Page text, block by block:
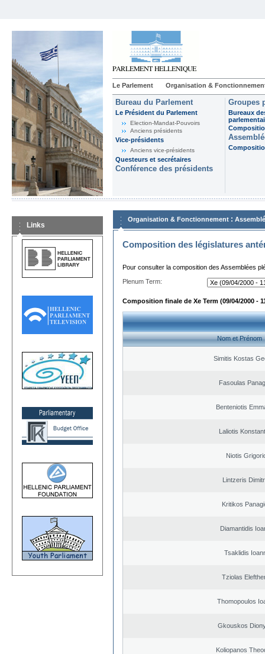
Le Parlement Organisation &
Bureau du Parlement
Le Président du Parlement
Election-Mandat-Pouvoirs
Anciens présidents
Vice-présidents
Anciens vice-présidents
Questeurs et secrétaires
Conférence des présidents
Groupes
Bureaux
Links
Organisation & Fonctionnement :
Composition des législatures
Pour consulter la composition des Assemblées
Plenum Term:
Composition finale de Xe Term (09/04/2000 -
Nom et Prénom
Simitis Kostas
Fasoulas
Benteniotis
Laliotis
Niotis
Lintzeris
Kritikos
Diamantidis
Tsaklidis
Tziolas
Thomopoulos
Gkouskos
Koliopanos